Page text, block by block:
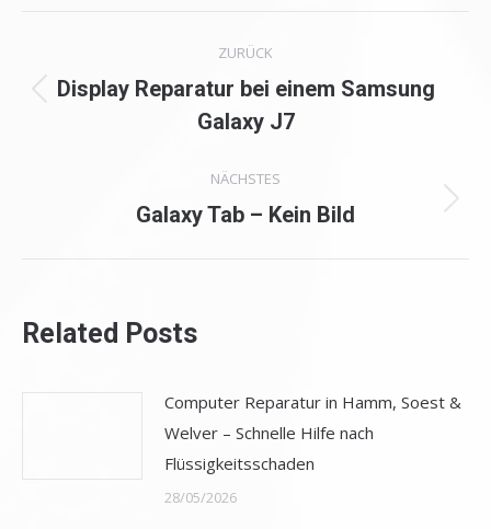
Kommentarnavigation
ZURÜCK
Vorheriger
Beitrag:
Display Reparatur bei einem Samsung
Galaxy J7
NÄCHSTES
Nächster
Galaxy Tab – Kein Bild
Related Posts
Computer Reparatur in Hamm, Soest &
Welver – Schnelle Hilfe nach
Flüssigkeitsschaden
28/05/2026